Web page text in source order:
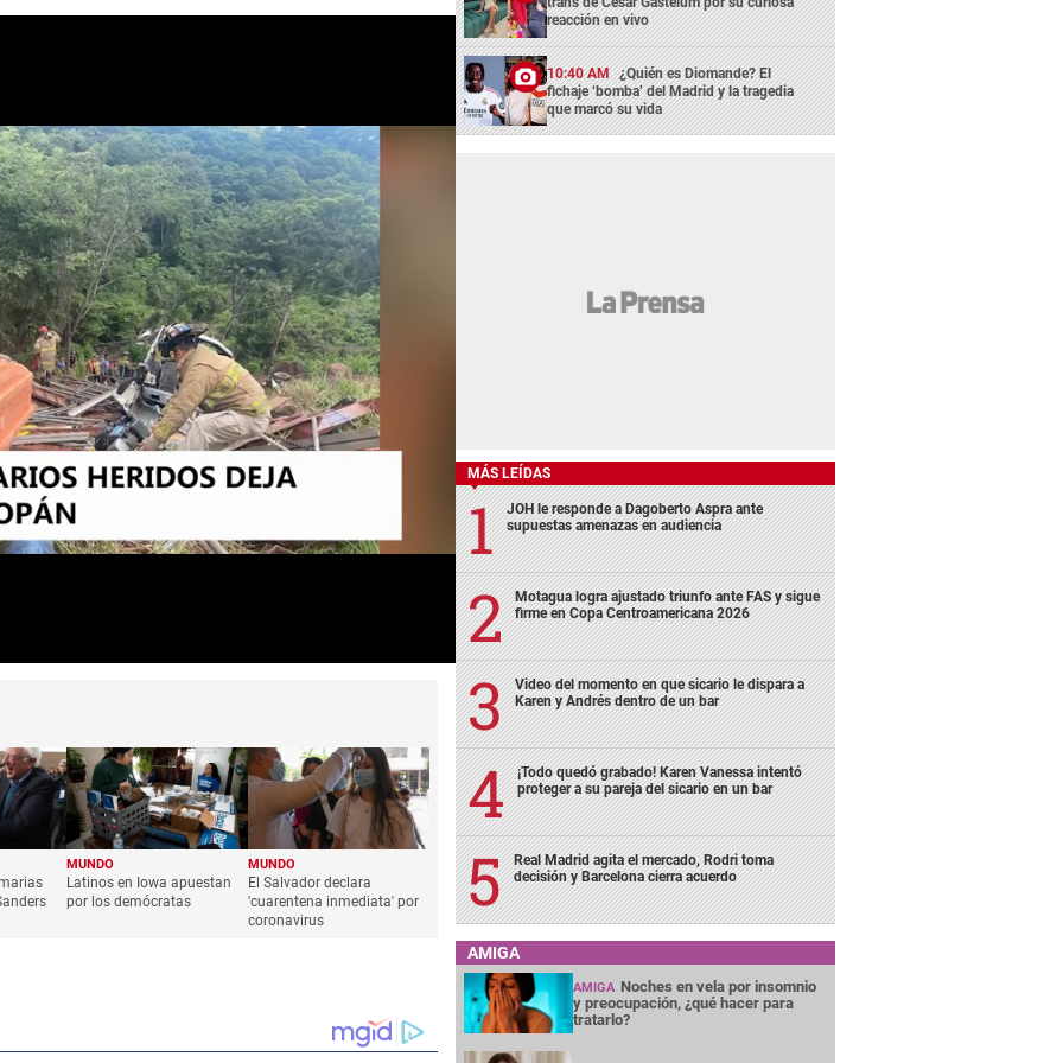
MUNDO
Latinos en Iowa apuestan
por los demócratas
MUNDO
El Salvador declara
'cuarentena inmediata' por
coronavirus
reacción en vivo
10:40 AM ¿Quién es Diomande? El
fichaje ‘bomba’ del Madrid y la tragedia
que marcó su vida
MÁS LEÍDAS
JOH le responde a Dagoberto Aspra ante
supuestas amenazas en audiencia
Motagua logra ajustado triunfo ante FAS y sigue
firme en Copa Centroamericana 2026
Video del momento en que sicario le dispara a
Karen y Andrés dentro de un bar
¡Todo quedó grabado! Karen Vanessa intentó
proteger a su pareja del sicario en un bar
Real Madrid agita el mercado, Rodri toma
decisión y Barcelona cierra acuerdo
AMIGA
AMIGA Noches en vela por insomnio
y preocupación, ¿qué hacer para
tratarlo?